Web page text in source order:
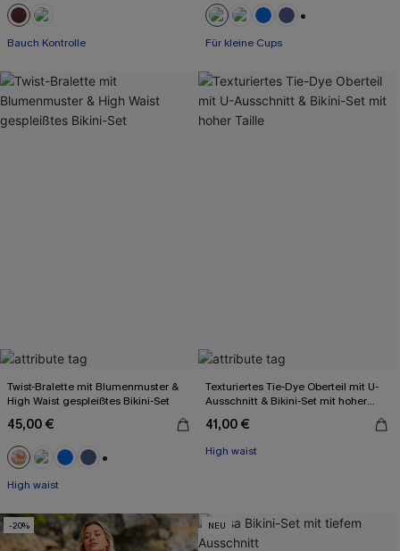
Bauch Kontrolle Für kleine Cups
Twist-Bralette mit Blumenmuster &
High Waist gespleißtes Bikini-Set
45,00 €
High waist
Texturiertes Tie-Dye Oberteil mit U-
Ausschnitt & Bikini-Set mit hoher
41,00 €
High waist
-20% NEU